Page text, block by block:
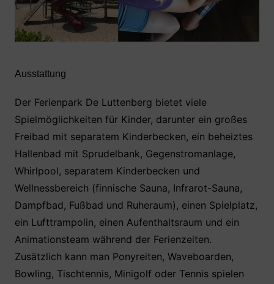
Ausstattung
Der Ferienpark De Luttenberg bietet viele
Spielmöglichkeiten für Kinder, darunter ein großes
Freibad mit separatem Kinderbecken, ein beheiztes
Hallenbad mit Sprudelbank, Gegenstromanlage,
Whirlpool, separatem Kinderbecken und
Wellnessbereich (finnische Sauna, Infrarot-Sauna,
Dampfbad, Fußbad und Ruheraum), einen Spielplatz,
ein Lufttrampolin, einen Aufenthaltsraum und ein
Animationsteam während der Ferienzeiten.
Zusätzlich kann man Ponyreiten, Waveboarden,
Bowling, Tischtennis, Minigolf oder Tennis spielen